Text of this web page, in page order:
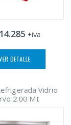
+iva
DETALLE
Vidrio
2.00 Mt